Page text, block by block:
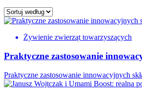
Żywienie zwierząt towarzyszących
Praktyczne zastosowanie
Praktyczne zastosowanie innowacyjnych